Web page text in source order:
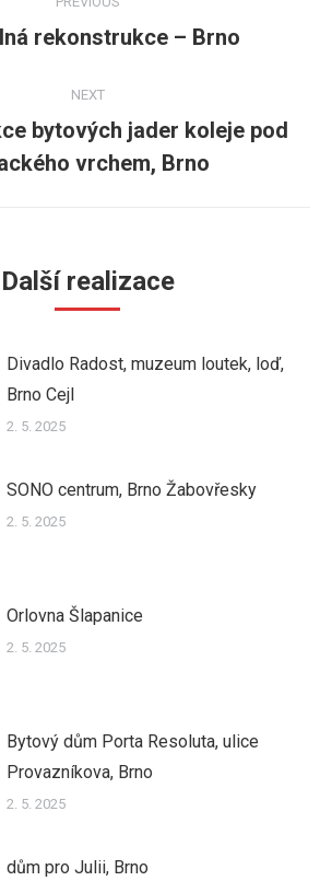
Previous
rekonstrukce – Brno
NEXT
Next
post:
bytových jader koleje pod
vrchem, Brno
Další realizace
Divadlo Radost, muzeum loutek, loď,
Brno Cejl
2. 5. 2025
SONO centrum, Brno Žabovřesky
2. 5. 2025
Orlovna Šlapanice
2. 5. 2025
Bytový dům Porta Resoluta, ulice
Provazníkova, Brno
2. 5. 2025
dům pro Julii, Brno